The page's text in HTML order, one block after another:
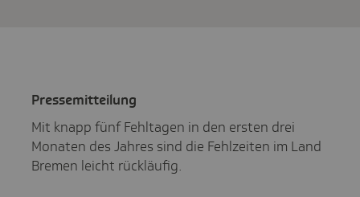
Pres­se­mit­tei­lung
Mit knapp fünf Fehltagen in den ersten drei
Monaten des Jahres sind die Fehlzeiten im Land
Bremen leicht rückläufig.